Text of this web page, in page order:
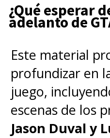
hecho las cosas
este momento
vulnerable,
espeluznante
sobrenatural
superficie,
espantoso
¿Qué esperar
adelanto de
Este material
profundizar en
juego,
escenas de los
Jason Duval y